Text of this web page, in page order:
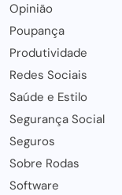
Opinião
Poupança
Produtividade
Redes Sociais
Saúde e Estilo
Segurança Social
Seguros
Sobre Rodas
Software